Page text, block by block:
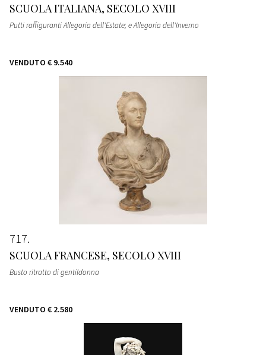
SCUOLA ITALIANA, SECOLO XVIII
Putti raffiguranti Allegoria dell'Estate; e Allegoria dell'Inverno
VENDUTO € 9.540
717
SCUOLA FRANCESE, SECOLO XVIII
Busto ritratto di gentildonna
VENDUTO € 2.580